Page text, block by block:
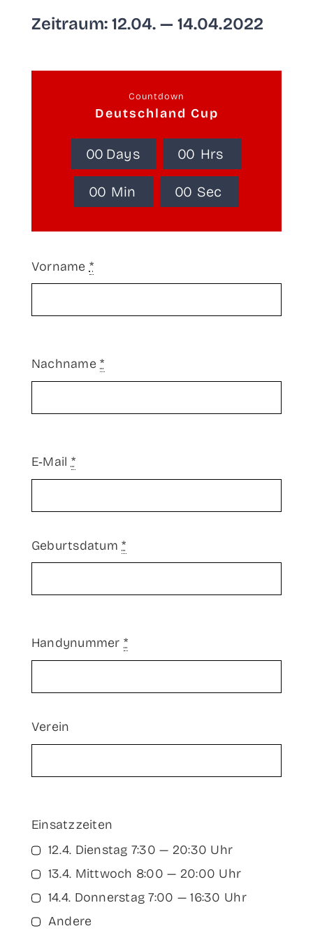
Zeit­raum: 12.04. — 14.04.2022
Count­down
Deutsch­land Cup
00 Days 00 Hrs
00 Min 00 Sec
Vor­na­me *
Nach­na­me*
E‑Mail *
Geburts­da­tum*
Han­dy­num­mer*
Ver­ein
Ein­satz­zei­ten
12.4. Diens­tag 7:30 — 20:30 Uhr
13.4. Mitt­woch 8:00 — 20:00 Uhr
14.4. Don­ners­tag 7:00 — 16:30 Uhr
Ande­re